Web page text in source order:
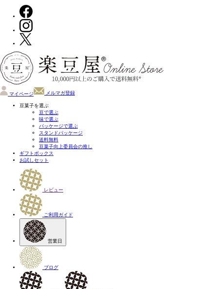
マイページ メルマガ登録
豆菓子を選ぶ
豆で選ぶ
味で選ぶ
パッケージで選ぶ
スタンドパッケージ
送料無料
豆菓子向上委員会の推し
ギフトボックス
お試しセット
レビュー
ご利用ガイド
営業日
ブログ